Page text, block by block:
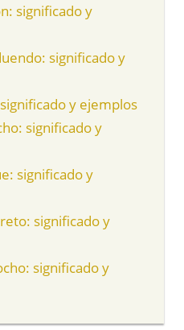
significado y
significado y
y ejemplos
significado y
significado y
significado y
significado y